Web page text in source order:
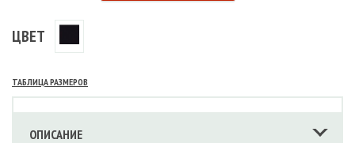
ЦВЕТ
ТАБЛИЦА РАЗМЕРОВ
ОПИСАНИЕ